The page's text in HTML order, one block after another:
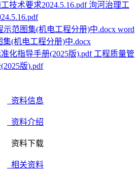
泃河治理工
word
(机电工程分册)中.docx
工程质量管
版).pdf
资料信息
资料介绍
资料下载
相关资料